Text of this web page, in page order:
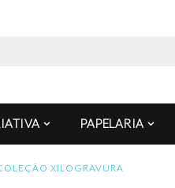
PAPELARIA
XILOGRAVURA